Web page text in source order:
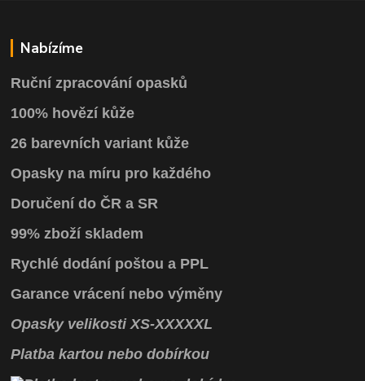
Nabízíme
Ruční zpracování opasků
100% hovězí kůže
26 barevních variant kůže
Opasky na míru pro každého
Doručení do ČR a SR
99% zboží skladem
Rychlé dodání poštou a PPL
Garance vrácenínebo výměny
OpaskyvelikostiXS-XXXXXL
Platba kartou nebo dobírkou